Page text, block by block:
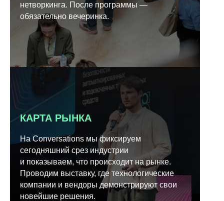
нетворкинга. После программы —
обязательно вечеринка.
КАРТА РЫНКА
На Conversations мы фиксируем
сегодняшний срез индустрии
и показываем, что происходит на рынке.
Проводим выставку, где технологические
компании и вендоры демонстрируют свои
новейшие решения.